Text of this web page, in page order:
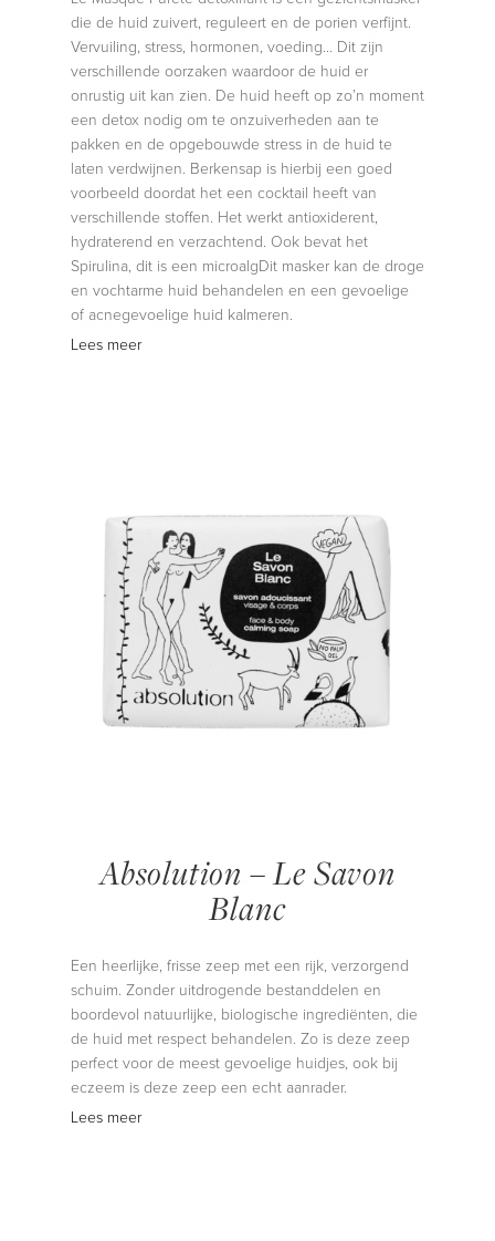
die de huid zuivert, reguleert en de porien verfijnt.
Vervuiling, stress, hormonen, voeding… Dit zijn
verschillende oorzaken waardoor de huid er
onrustig uit kan zien. De huid heeft op zo’n moment
een detox nodig om te onzuiverheden aan te
pakken en de opgebouwde stress in de huid te
laten verdwijnen. Berkensap is hierbij een goed
voorbeeld doordat het een cocktail heeft van
verschillende stoffen. Het werkt antioxiderent,
hydraterend en verzachtend. Ook bevat het
Spirulina, dit is een microalgDit masker kan de droge
en vochtarme huid behandelen en een gevoelige
of acnegevoelige huid kalmeren.
Lees meer
Absolution – Le Savon
Blanc
Een heerlijke, frisse zeep met een rijk, verzorgend
schuim. Zonder uitdrogende bestanddelen en
boordevol natuurlijke, biologische ingrediënten, die
de huid met respect behandelen. Zo is deze zeep
perfect voor de meest gevoelige huidjes, ook bij
eczeem is deze zeep een echt aanrader.
Lees meer